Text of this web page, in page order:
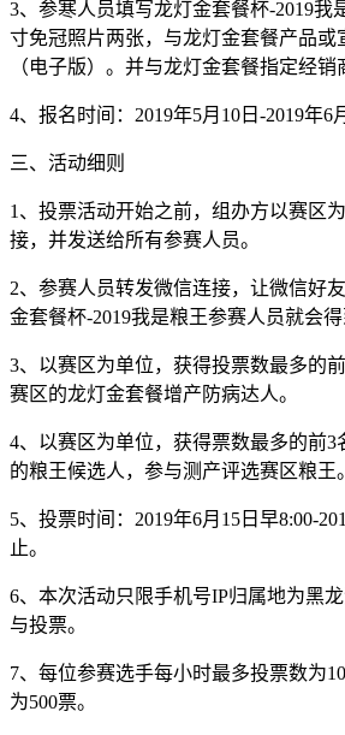
3、参寒人员填写龙灯金套餐杯-2019我
寸免冠照片两张，与龙灯金套餐产品或
（电子版）。并与龙灯金套餐指定经销
4、报名时间：2019年5月10日-2019年6
三、活动细则
1、投票活动开始之前，组办方以赛区
接，并发送给所有参赛人员。
2、参赛人员转发微信连接，让微信好
金套餐杯-2019我是粮王参赛人员就会得
3、以赛区为单位，获得投票数最多的
赛区的龙灯金套餐增产防病达人。
4、以赛区为单位，获得票数最多的前3
的粮王候选人，参与测产评选赛区粮王。
5、投票时间：2019年6月15日早8:00-
止。
6、本次活动只限手机号IP归属地为黑
与投票。
7、每位参赛选手每小时最多投票数为
为500票。